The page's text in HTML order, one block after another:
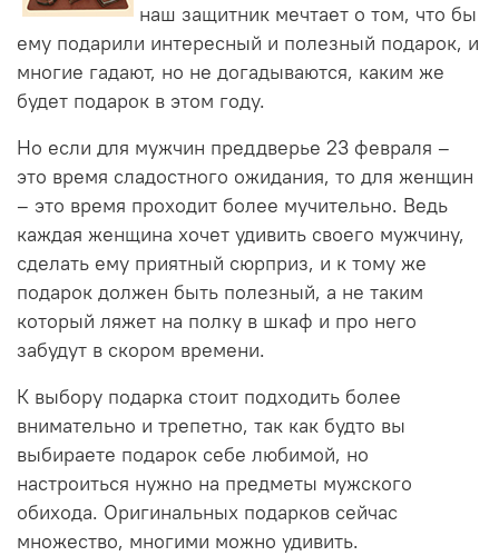
наш защитник мечтает о том, что бы
ему подарили интересный и полезный подарок, и
многие гадают, но не догадываются, каким же
будет подарок в этом году.
Но если для мужчин преддверье 23 февраля –
это время сладостного ожидания, то для женщин
– это время проходит более мучительно. Ведь
каждая женщина хочет удивить своего мужчину,
сделать ему приятный сюрприз, и к тому же
подарок должен быть полезный, а не таким
который ляжет на полку в шкаф и про него
забудут в скором времени.
К выбору подарка стоит подходить более
внимательно и трепетно, так как будто вы
выбираете подарок себе любимой, но
настроиться нужно на предметы мужского
обихода. Оригинальных подарков сейчас
множество, многими можно удивить.